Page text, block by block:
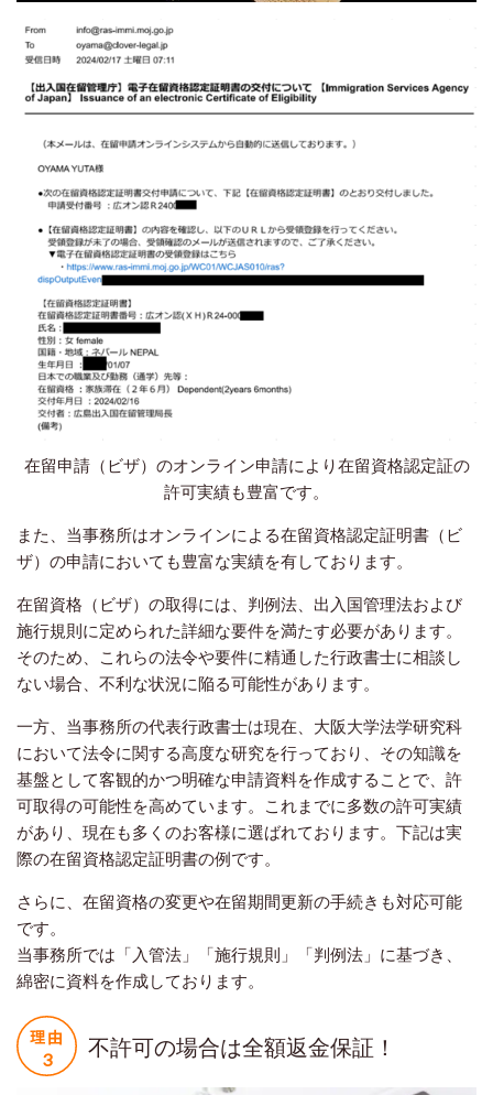
在留申請（ビザ）のオンライン申請により在留資格認定証の
許可実績も豊富です。
また、当事務所はオンラインによる在留資格認定証明書（ビ
ザ）の申請においても豊富な実績を有しております。
在留資格（ビザ）の取得には、判例法、出入国管理法および
施行規則に定められた詳細な要件を満たす必要があります。
そのため、これらの法令や要件に精通した行政書士に相談し
ない場合、不利な状況に陥る可能性があります。
一方、当事務所の代表行政書士は現在、大阪大学法学研究科
において法令に関する高度な研究を行っており、その知識を
基盤として客観的かつ明確な申請資料を作成することで、許
可取得の可能性を高めています。これまでに多数の許可実績
があり、現在も多くのお客様に選ばれております。下記は実
際の在留資格認定証明書の例です。
さらに、在留資格の変更や在留期間更新の手続きも対応可能
です。
当事務所では「入管法」「施行規則」「判例法」に基づき、
綿密に資料を作成しております。
不許可の場合は全額返金保証！